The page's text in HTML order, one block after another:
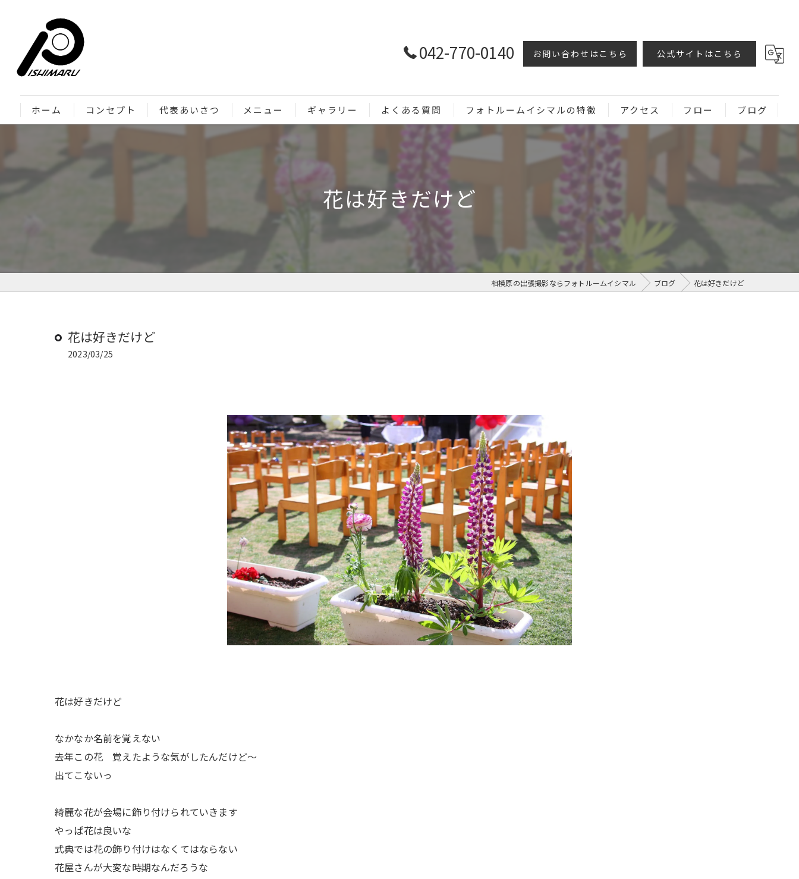
042-770-0140 お問い合わせはこちら 公式サイトはこちら
ホーム コンセプト 代表あいさつ メニュー ギャラリー よくある質問 フォトルームイシマルの特徴
商品撮影
イベント撮影
アクセス フロー ブログ
花は好きだけど
相模原の出張撮影ならフォトルームイシマル ブログ 花は好きだけど
花は好きだけど
2023/03/25
花は好きだけど
なかなか名前を覚えない
去年この花 覚えたような気がしたんだけど〜
出てこないっ
綺麗な花が会場に飾り付けられていきます
やっぱ花は良いな
式典では花の飾り付けはなくてはならない
花屋さんが大変な時期なんだろうな